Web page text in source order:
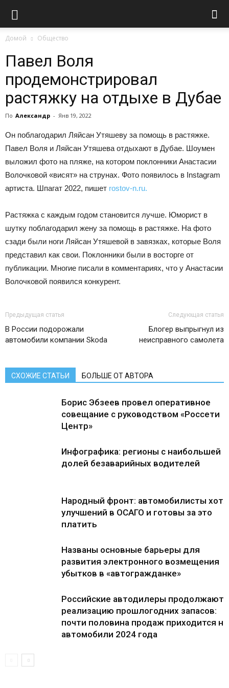
Домой Общество
Павел Воля
продемонстрировал
растяжку на отдыхе в Дубае
По Александр - Янв 19, 2022
Он поблагодарил Ляйсан Утяшеву за помощь в растяжке.
Павел Воля и Ляйсан Утяшева отдыхают в Дубае. Шоумен
выложил фото на пляже, на котором поклонники Анастасии
Волочковой «висят» на струнах. Фото появилось в Instagram
артиста. Шпагат 2022, пишет rostov-n.ru.
Растяжка с каждым годом становится лучше. Юморист в
шутку поблагодарил жену за помощь в растяжке. На фото
сзади были ноги Ляйсан Утяшевой в завязках, которые Воля
представил как свои. Поклонники были в восторге от
публикации. Многие писали в комментариях, что у Анастасии
Волочковой появился конкурент.
Предыдущая статья
В России подорожали
автомобили компании Skoda
Следующая статья
Блогер выпрыгнул из
неисправного самолета
СХОЖИЕ СТАТЬИ БОЛЬШЕ ОТ АВТОРА
Борис Эбзеев провел оперативное
совещание с руководством «Россети
Центр»
Инфографика: регионы с наибольшей
долей безаварийных водителей
Народный фронт: автомобилисты
улучшений в ОСАГО и готовы за это
платить
Названы основные барьеры для
развития электронного возмещения
убытков в «автогражданке»
Российские автодилеры продолжают
реализацию прошлогодних запасов:
почти половина продаж приходится на
автомобили 2024 года